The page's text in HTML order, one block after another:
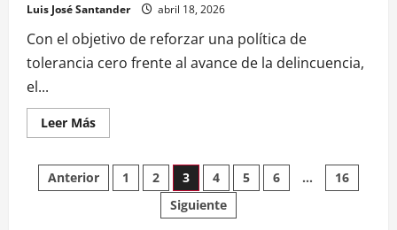
Luis José Santander abril 18, 2026
Con el objetivo de reforzar una política de
tolerancia cero frente al avance de la delincuencia,
el...
Leer Más
Anterior 1 2 3 4 5 6 …
16
Siguiente